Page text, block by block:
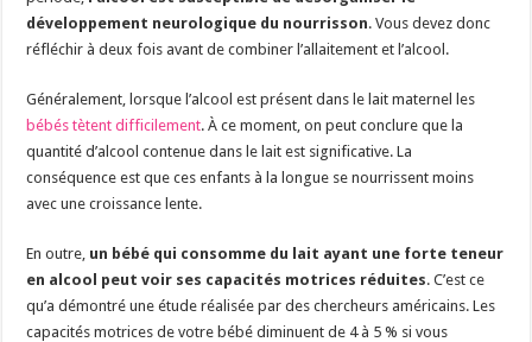
développement neurologique du nourrisson. Vous devez donc
réfléchir à deux fois avant de combiner l’allaitement et l’alcool.
Généralement, lorsque l’alcool est présent dans le lait maternel les
bébés tètent difficilement. À ce moment, on peut conclure que la
quantité d’alcool contenue dans le lait est significative. La
conséquence est que ces enfants à la longue se nourrissent moins
avec une croissance lente.
En outre, un bébé qui consomme du lait ayant une forte teneur
en alcool peut voir ses capacités motrices réduites. C’est ce
qu’a démontré une étude réalisée par des chercheurs américains. Les
capacités motrices de votre bébé diminuent de 4 à 5 % si vous